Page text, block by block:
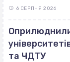
6 СЕРПНЯ 2026
та ЧДТУ